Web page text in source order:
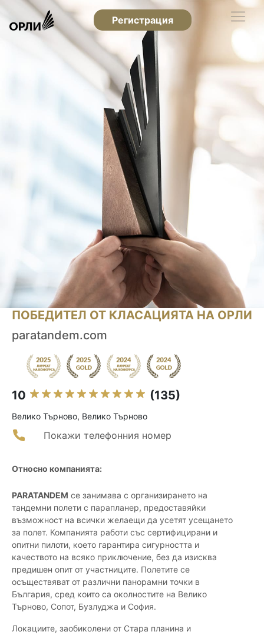
Регистрация
ПОБЕДИТЕЛ ОТ КЛАСАЦИЯТА НА ОРЛИ
paratandem.com
10 (135)
Велико Търново, Велико Търново
Покажи телефонния номер
Относно компанията:
PARATANDEM се занимава с организирането на
тандемни полети с парапланер, предоставяйки
възможност на всички желаещи да усетят усещането
за полет. Компанията работи със сертифицирани и
опитни пилоти, което гарантира сигурността и
качеството на всяко приключение, без да изисква
предишен опит от участниците. Полетите се
осъществяват от различни панорамни точки в
България, сред които са околностите на Велико
Търново, Сопот, Бузлуджа и София.
Локациите, заобиколени от Стара планина и